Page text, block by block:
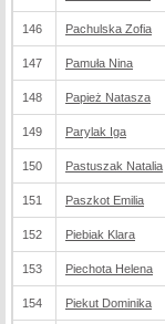
146 Pachulska Zofia
147 Pamuła Nina
148 Papież Natasza
149 Parylak Iga
150 Pastuszak Natalia
151 Paszkot Emilia
152 Piebiak Klara
153 Piechota Helena
154 Piekut Dominika